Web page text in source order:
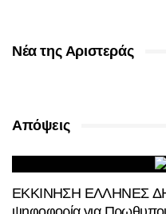
Νέα της Αριστεράς
Απόψεις
ΕΚΚΙΝΗΣΗ ΕΛΛΗΝΕΣ